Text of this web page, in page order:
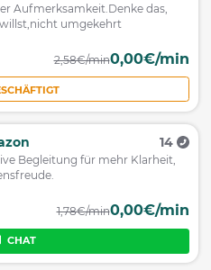
Aufmerksamkeit.Denke das,
umgekehrt
2,58€/min0,00€/min
14
Begleitung für mehr Klarheit,
1,78€/min0,00€/min
CHAT